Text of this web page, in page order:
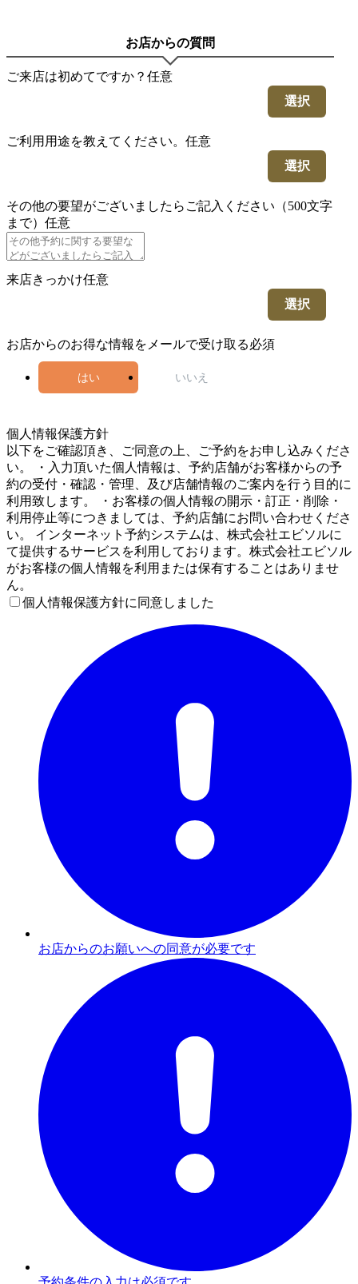
お店からの質問
ご来店は初めてですか？ 任意
選択
ご利用用途を教えてください。 任意
選択
その他の要望がございましたらご記入ください（500文字
まで） 任意
来店きっかけ任意
選択
お店からのお得な情報をメールで受け取る必須
はい いいえ
個人情報保護方針
以下をご確認頂き、ご同意の上、ご予約をお申し込みくださ
い。 ・入力頂いた個人情報は、予約店舗がお客様からの予
約の受付・確認・管理、及び店舗情報のご案内を行う目的に
利用致します。 ・お客様の個人情報の開示・訂正・削除・
利用停止等につきましては、予約店舗にお問い合わせくださ
い。 インターネット予約システムは、株式会社エビソルに
て提供するサービスを利用しております。株式会社エビソル
がお客様の個人情報を利用または保有することはありませ
ん。
個人情報保護方針に同意しました
お店からのお願いへの同意が必要です